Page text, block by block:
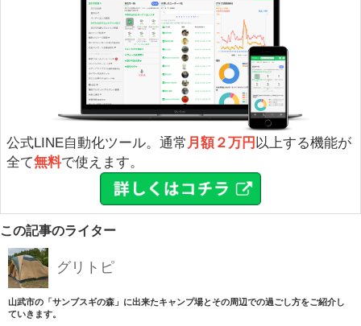
公式LINE自動化ツール。通常 月額２万円 以上する機能が
全て無料で使えます。
この記事のライター
グリトピ
山武市の「サンブスギの森」に出来たキャンプ場とその周辺での過ごし方をご紹介し
ていきます。